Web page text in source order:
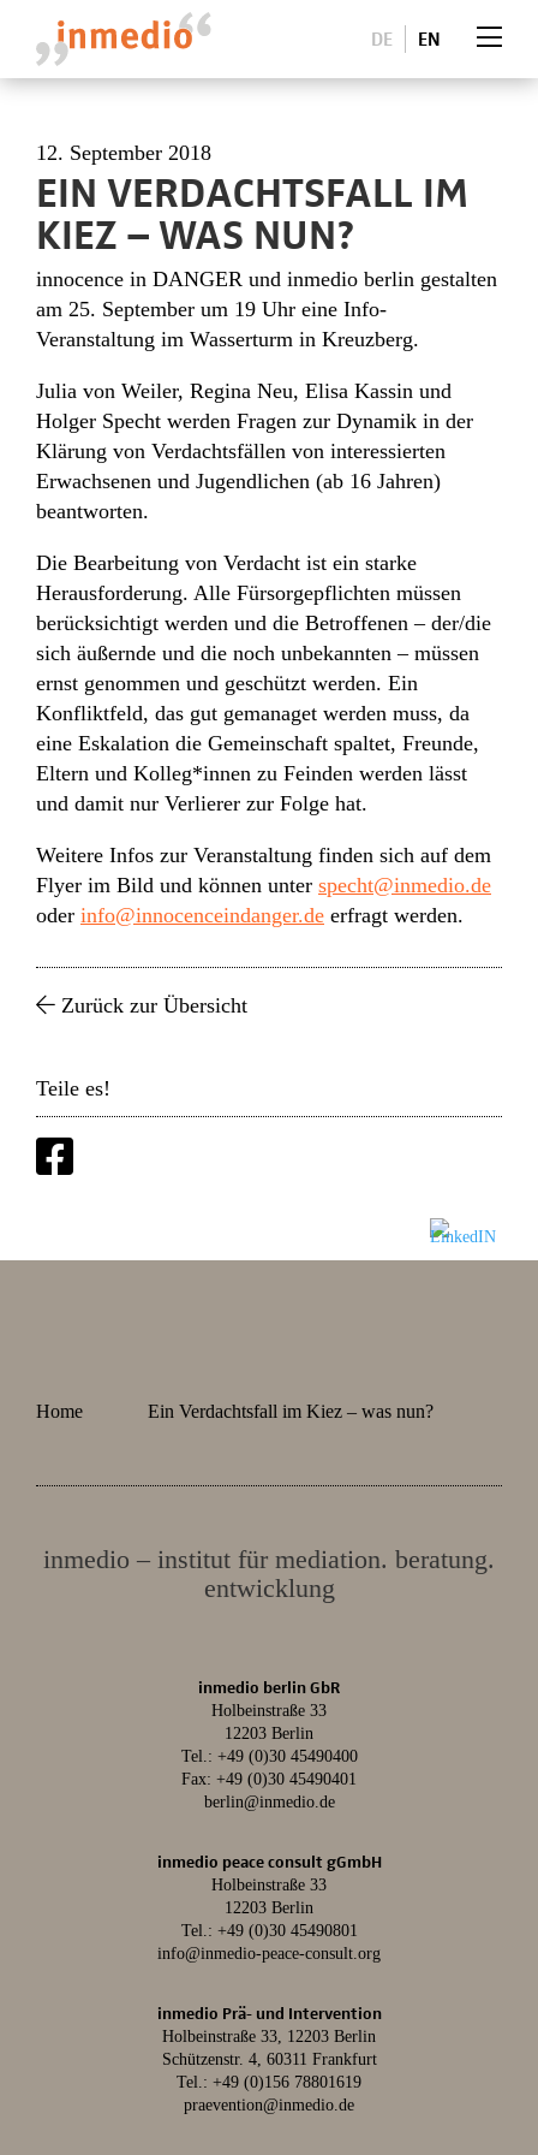
DE EN
12. September 2018
EIN VERDACHTSFALL IM
KIEZ – WAS NUN?
innocence in DANGER und inmedio berlin gestalten
am 25. September um 19 Uhr eine Info-
Veranstaltung im Wasserturm in Kreuzberg.
Julia von Weiler, Regina Neu, Elisa Kassin und
Holger Specht werden Fragen zur Dynamik in der
Klärung von Verdachtsfällen von interessierten
Erwachsenen und Jugendlichen (ab 16 Jahren)
beantworten.
Die Bearbeitung von Verdacht ist ein starke
Herausforderung. Alle Fürsorgepflichten müssen
berücksichtigt werden und die Betroffenen – der/die
sich äußernde und die noch unbekannten – müssen
ernst genommen und geschützt werden. Ein
Konfliktfeld, das gut gemanaget werden muss, da
eine Eskalation die Gemeinschaft spaltet, Freunde,
Eltern und Kolleg*innen zu Feinden werden lässt
und damit nur Verlierer zur Folge hat.
Weitere Infos zur Veranstaltung finden sich auf dem
Flyer im Bild und können unter specht@inmedio.de
oder info@innocenceindanger.de erfragt werden.
Zurück zur Übersicht
Teile es!
Home Ein Verdachtsfall im Kiez – was nun?
inmedio – institut für mediation. beratung.
entwicklung
inmedio berlin GbR
Holbeinstraße 33
12203 Berlin
Tel.: +49 (0)30 45490400
Fax: +49 (0)30 45490401
berlin@inmedio.de
inmedio peace consult gGmbH
Holbeinstraße 33
12203 Berlin
Tel.: +49 (0)30 45490801
info@inmedio-peace-consult.org
inmedio Prä- und Intervention
Holbeinstraße 33, 12203 Berlin
Schützenstr. 4, 60311 Frankfurt
Tel.: +49 (0)156 78801619
praevention@inmedio.de